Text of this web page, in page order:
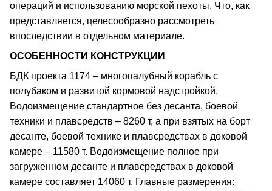
операций и использованию морской пехоты. Что, как
представляется, целесообразно рассмотреть
впоследствии в отдельном материале.
ОСОБЕННОСТИ КОНСТРУКЦИИ
БДК проекта 1174 – многопалубный корабль с
полубаком и развитой кормовой надстройкой.
Водоизмещение стандартное без десанта, боевой
техники и плавсредств – 8260 т, а при взятых на борт
десанте, боевой технике и плавсредствах в доковой
камере – 11580 т. Водоизмещение полное при
загруженном десанте и плавсредствах в доковой
камере составляет 14060 т. Главные размерения: